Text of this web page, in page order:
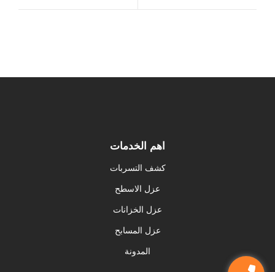
اهم الخدمات
كشف التسربات
عزل الاسطح
عزل الخزانات
عزل المسابح
المدونة